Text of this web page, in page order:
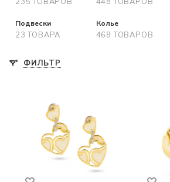
Подвески
23 ТОВАРА
Колье
468 ТОВАРОВ
ФИЛЬТР